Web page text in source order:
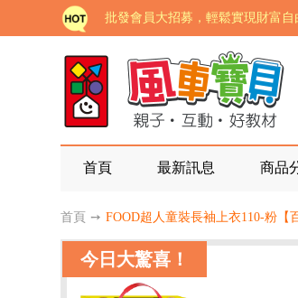
批發會員大招募，輕鬆實現財富自
如需更改或重開發票 需在訂單成
老師您好!!幼教會員火熱招募中~
海外購物免煩惱！點我查看『海外
家長樂了!「風車書版集團暨
老師您好!!幼教會員火熱招募中~
首頁 最新訊息 商品
首頁 ➙ FOOD超人童裝長袖上衣110-粉【
今日大驚喜！